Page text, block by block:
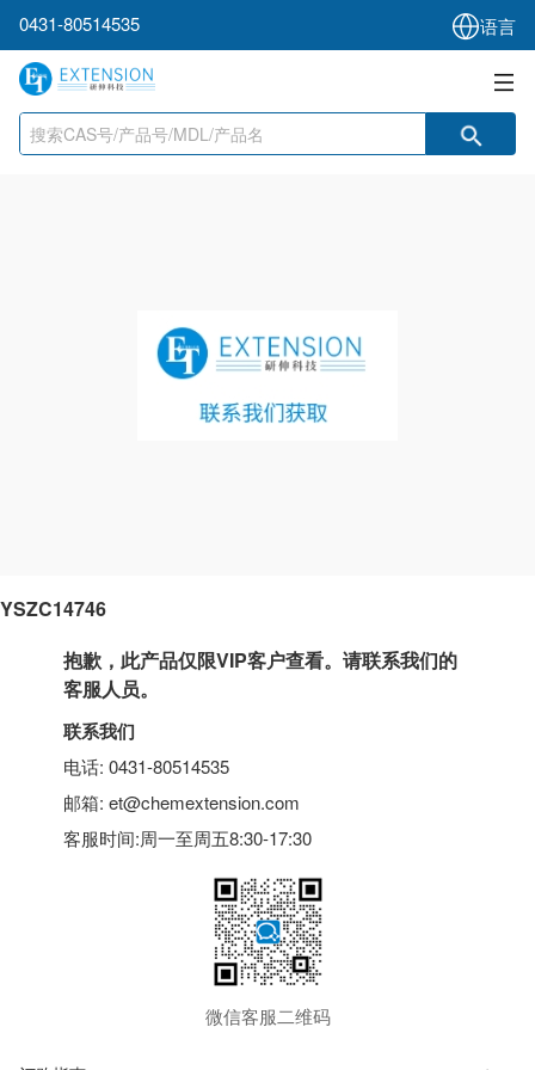
0431-80514535 语言
YSZC14746
抱歉，此产品仅限VIP客户查看。请联系我们的
客服人员。
联系我们
电话: 0431-80514535
邮箱: et@chemextension.com
客服时间:周一至周五8:30-17:30
微信客服二维码